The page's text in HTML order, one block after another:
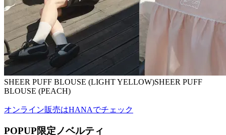
SHEER PUFF BLOUSE (LIGHT YELLOW)SHEER PUFF
BLOUSE (PEACH)
オンライン販売はHANAでチェック
POPUP限定ノベルティ